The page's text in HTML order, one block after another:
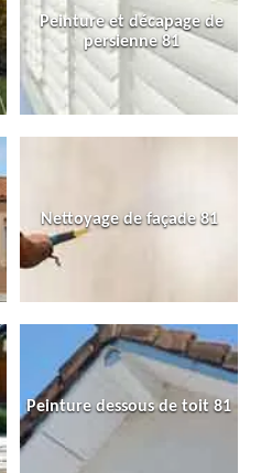
Peinture et décapage de
persienne 81
Nettoyage de façade 81
Peinture dessous de toit 81